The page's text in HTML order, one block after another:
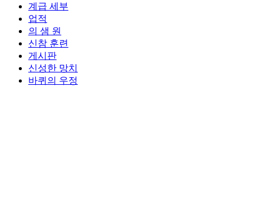
계급 세부
업적
의 샘 원
신참 훈련
게시판
신성한 망치
바퀴의 우정